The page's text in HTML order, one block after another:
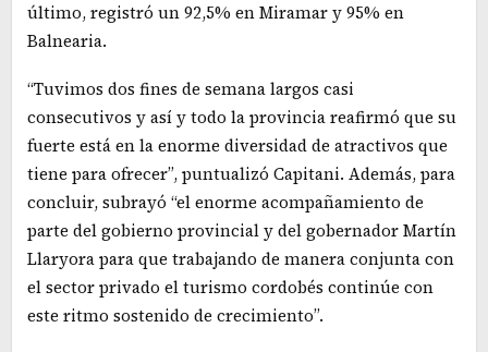
último, registró un 92,5% en Miramar y 95% en
Balnearia.
“Tuvimos dos fines de semana largos casi
consecutivos y así y todo la provincia reafirmó que su
fuerte está en la enorme diversidad de atractivos que
tiene para ofrecer”, puntualizó Capitani. Además, para
concluir, subrayó “el enorme acompañamiento de
parte del gobierno provincial y del gobernador Martín
Llaryora para que trabajando de manera conjunta con
el sector privado el turismo cordobés continúe con
este ritmo sostenido de crecimiento”.